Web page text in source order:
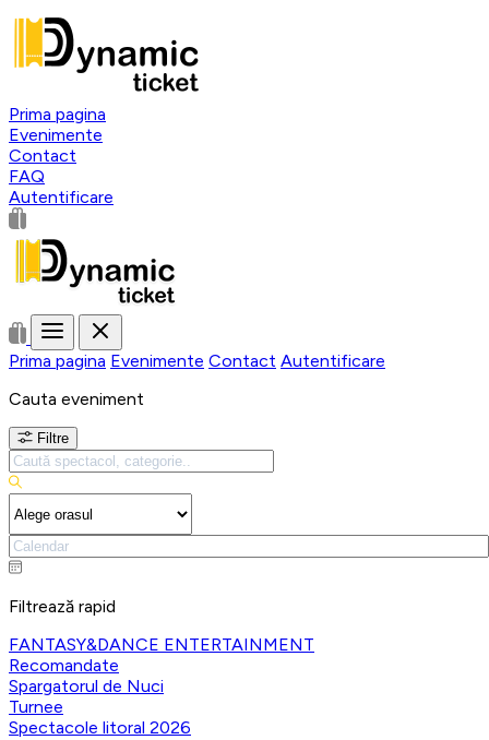
Prima pagina
Evenimente
Contact
FAQ
Autentificare
Prima pagina Evenimente Contact Autentificare
Cauta eveniment
Filtre
Filtrează rapid
FANTASY&DANCE ENTERTAINMENT
Recomandate
Spargatorul de Nuci
Turnee
Spectacole litoral 2026